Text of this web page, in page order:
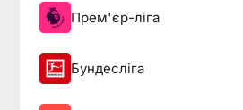
Прем'єр-ліга
Бундесліга